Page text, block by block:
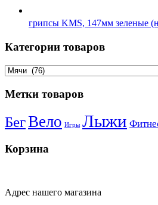
грипсы KMS, 147мм зеленые
Категории товаров
Метки товаров
БегВело Игры Лыжи
Корзина
Адрес нашего магазина